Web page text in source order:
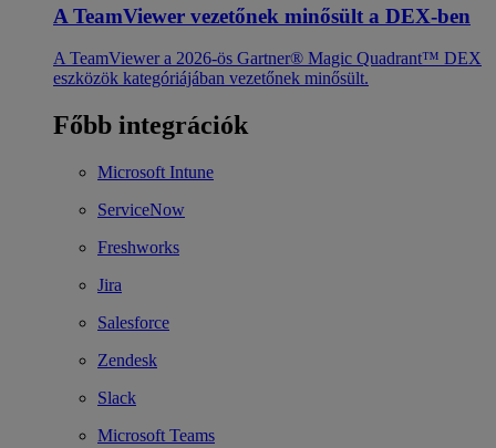
A TeamViewer vezetőnek minősült a DEX-ben
A TeamViewer a 2026-ös Gartner® Magic Quadrant™ DEX
eszközök kategóriájában vezetőnek minősült.
Főbb integrációk
Microsoft Intune
ServiceNow
Freshworks
Jira
Salesforce
Zendesk
Slack
Microsoft Teams